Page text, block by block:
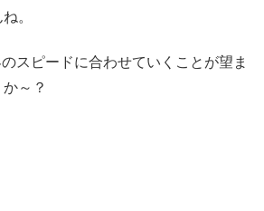
。
スピードに合わせていくことが望ま
～？